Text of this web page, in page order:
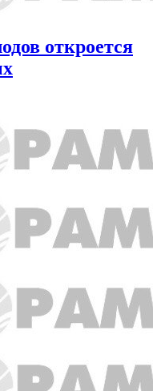
откроется